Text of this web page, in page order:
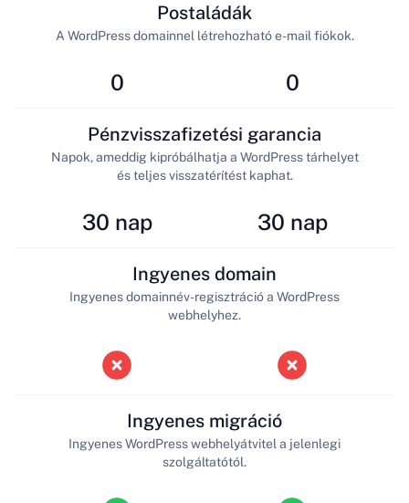
0
Postaládák
A WordPress domainnel létrehozható e-mail fiókok.
0
30 nap
Pénzvisszafizetési garancia
Napok, ameddig kipróbálhatja a WordPress tárhelyet
és teljes visszatérítést kaphat.
30 nap
Ingyenes domain
Ingyenes domainnév-regisztráció a WordPress
webhelyhez.
Ingyenes migráció
Ingyenes WordPress webhelyátvitel a jelenlegi
szolgáltatótól.